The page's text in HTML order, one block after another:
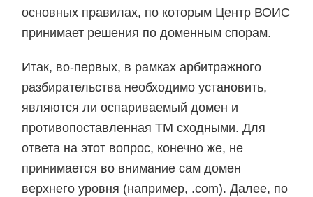
основных правилах, по которым Центр ВОИС
принимает решения по доменным спорам.
Итак, во-первых, в рамках арбитражного
разбирательства необходимо установить,
являются ли оспариваемый домен и
противопоставленная ТМ сходными. Для
ответа на этот вопрос, конечно же, не
принимается во внимание сам домен
верхнего уровня (например, .com). Далее, по